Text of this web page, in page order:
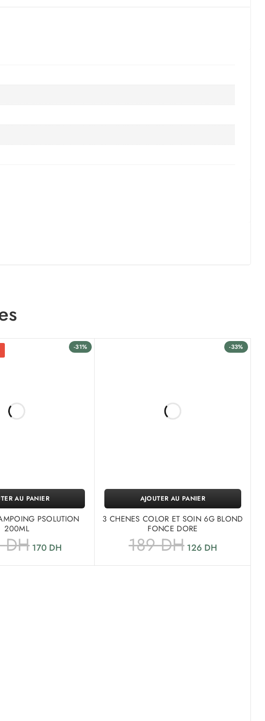
-31%
PSOLUTION
200ML
DH 170 DH
AU PANIER
-33%
3 CHENES COLOR ET SOIN 6G BLOND
FONCE DORE
189DH 126 DH
AJOUTER AU PANIER